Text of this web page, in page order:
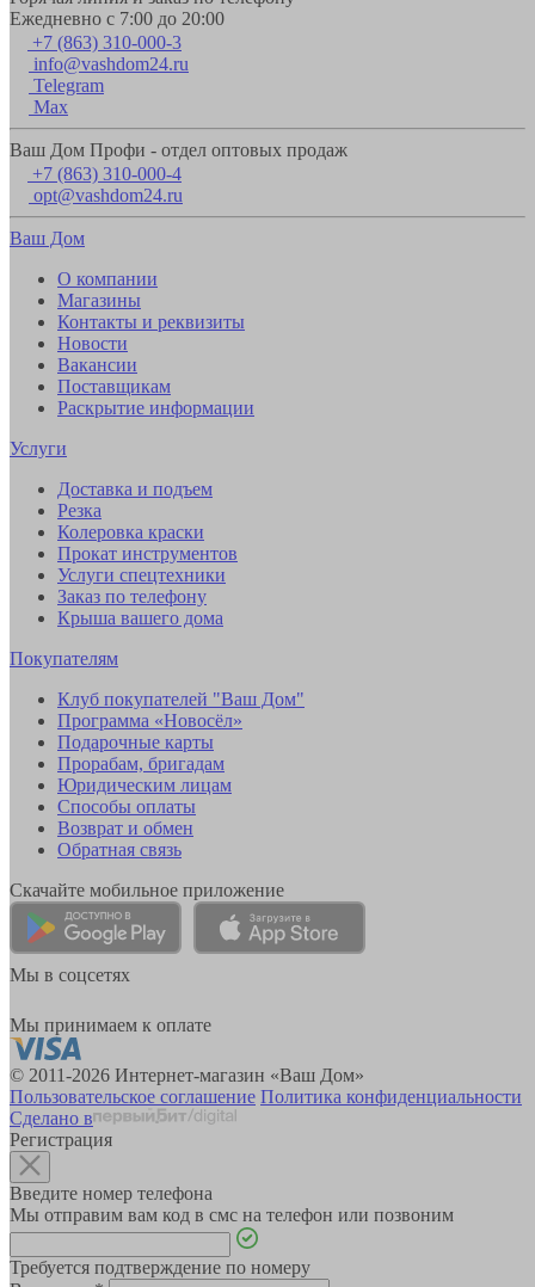
Ежедневно с 7:00 до 20:00
+7 (863) 310-000-3
info@vashdom24.ru
Telegram
Max
Ваш Дом Профи - отдел оптовых продаж
+7 (863) 310-000-4
opt@vashdom24.ru
Ваш Дом
О компании
Магазины
Контакты и реквизиты
Новости
Вакансии
Поставщикам
Раскрытие информации
Услуги
Доставка и подъем
Резка
Колеровка краски
Прокат инструментов
Услуги спецтехники
Заказ по телефону
Крыша вашего дома
Покупателям
Клуб покупателей "Ваш Дом"
Программа «Новосёл»
Подарочные карты
Прорабам, бригадам
Юридическим лицам
Способы оплаты
Возврат и обмен
Обратная связь
Скачайте мобильное приложение
Мы в соцсетях
Мы принимаем к оплате
© 2011-2026 Интернет-магазин «Ваш Дом»
Пользовательское соглашение Политика конфиденциальности
Сделано в
Регистрация
Введите номер телефона
Мы отправим вам код в смс на телефон или позвоним
Требуется подтверждение по номеру